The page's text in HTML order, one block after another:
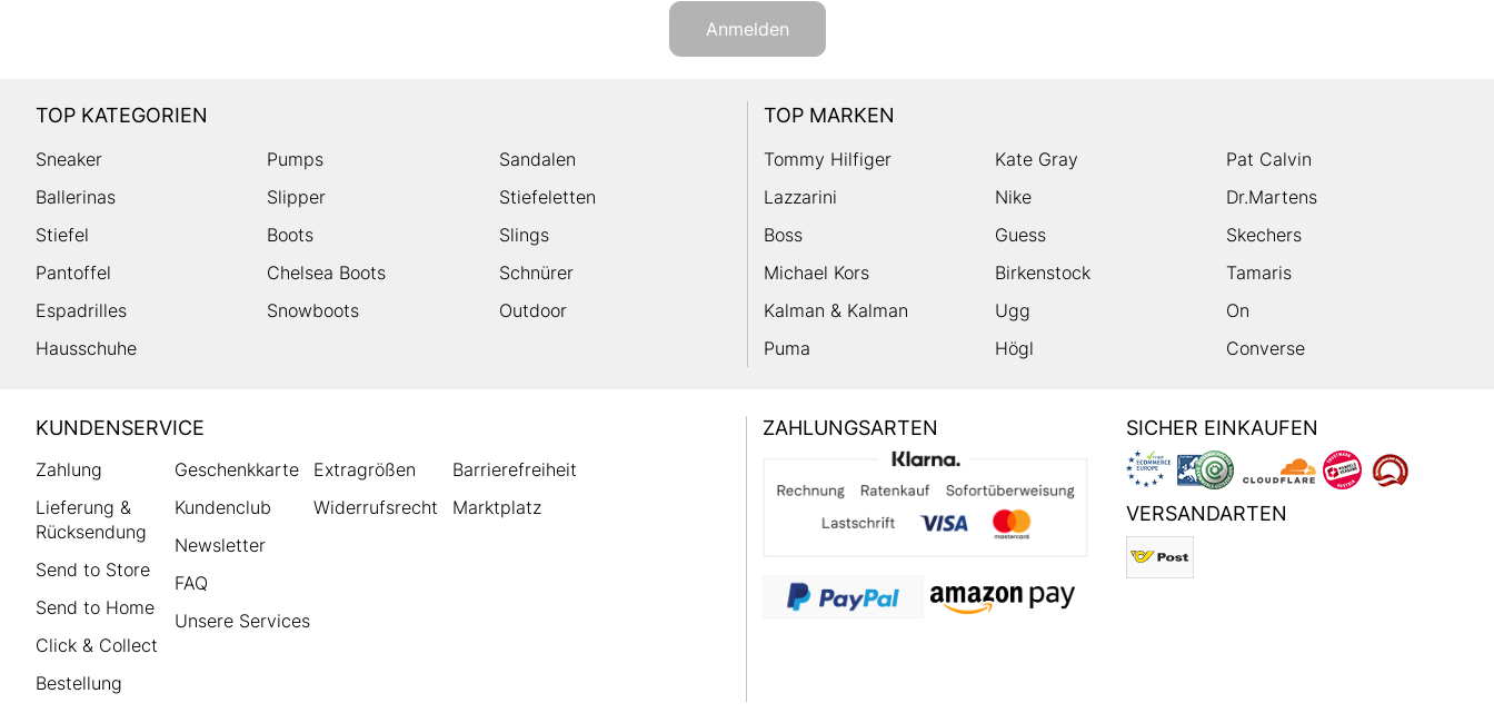
Anmelden
TOP KATEGORIEN
Sneaker Pumps
Sandalen
Ballerinas
Slipper
Stiefeletten
Stiefel
Boots
Slings
Pantoffel
Chelsea Boots
Schnürer
Espadrilles
Snowboots
Outdoor
Hausschuhe
TOP MARKEN
Tommy Hilfiger Kate Gray
Pat Calvin
Lazzarini
Nike
Dr.Martens
Boss
Guess
Skechers
Michael Kors
Birkenstock
Tamaris
Kalman & Kalman
Ugg
On
Puma
Högl Converse
HUMANIC
Footer
KUNDENSERVICE
Zahlung
Lieferung &
Rücksendung
Send to Store
Send to Home
Click & Collect
Bestellung
Geschenkkarte
Kundenclub
Newsletter
FAQ
Unsere Services
Extragrößen
Widerrufsrecht
Barrierefreiheit
Marktplatz
ZAHLUNGSARTEN SICHER EINKAUFEN
VERSANDARTEN